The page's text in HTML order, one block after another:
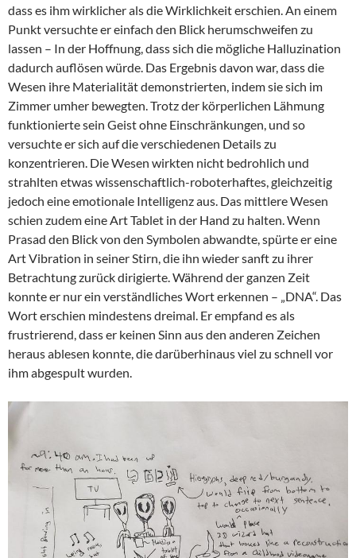
dass es ihm wirklicher als die Wirklichkeit erschien. An einem
Punkt versuchte er einfach den Blick herumschweifen zu
lassen – In der Hoffnung, dass sich die mögliche Halluzination
dadurch auflösen würde. Das Ergebnis davon war, dass die
Wesen ihre Materialität demonstrierten, indem sie sich im
Zimmer umher bewegten. Trotz der körperlichen Lähmung
funktionierte sein Geist ohne Einschränkungen, und so
versuchte er sich auf die verschiedenen Details zu
konzentrieren. Die Wesen wirkten nicht bedrohlich und
strahlten etwas wissenschaftlich-roboterhaftes, gleichzeitig
jedoch eine emotionale Intelligenz aus. Das mittlere Wesen
schien zudem eine Art Tablet in der Hand zu halten. Wenn
Prasad den Blick von den Symbolen abwandte, spürte er eine
Art Vibration in seiner Stirn, die ihn wieder sanft zu ihrer
Betrachtung zurück dirigierte. Während der ganzen Zeit
konnte er nur ein verständliches Wort erkennen – „DNA“. Das
Wort erschien mindestens dreimal. Er empfand es als
frustrierend, dass er keinen Sinn aus den anderen Zeichen
heraus ablesen konnte, die darüberhinaus viel zu schnell vor
ihm abgespult wurden.